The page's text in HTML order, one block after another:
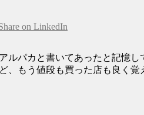
ルパカと書いてあったと記憶し
、もう値段も買った店も良く覚